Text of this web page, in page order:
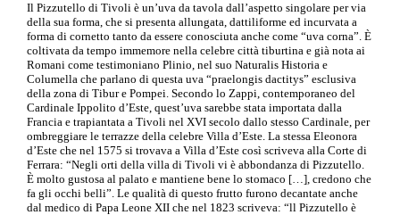
Il Pizzutello di Tivoli è un’uva da tavola dall’aspetto singolare per via
della sua forma, che si presenta allungata, dattiliforme ed incurvata a
forma di cornetto tanto da essere conosciuta anche come “uva corna”. È
coltivata da tempo immemore nella celebre città tiburtina e già nota ai
Romani come testimoniano Plinio, nel suo Naturalis Historia e
Columella che parlano di questa uva “praelongis dactitys” esclusiva
della zona di Tibur e Pompei. Secondo lo Zappi, contemporaneo del
Cardinale Ippolito d’Este, quest’uva sarebbe stata importata dalla
Francia e trapiantata a Tivoli nel XVI secolo dallo stesso Cardinale, per
ombreggiare le terrazze della celebre Villa d’Este. La stessa Eleonora
d’Este che nel 1575 si trovava a Villa d’Este così scriveva alla Corte di
Ferrara: “Negli orti della villa di Tivoli vi è abbondanza di Pizzutello.
È molto gustosa al palato e mantiene bene lo stomaco […], credono che
fa gli occhi belli”. Le qualità di questo frutto furono decantate anche
dal medico di Papa Leone XII che nel 1823 scriveva: “ll Pizzutello è